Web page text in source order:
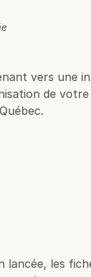
vers une
de
lancée, les